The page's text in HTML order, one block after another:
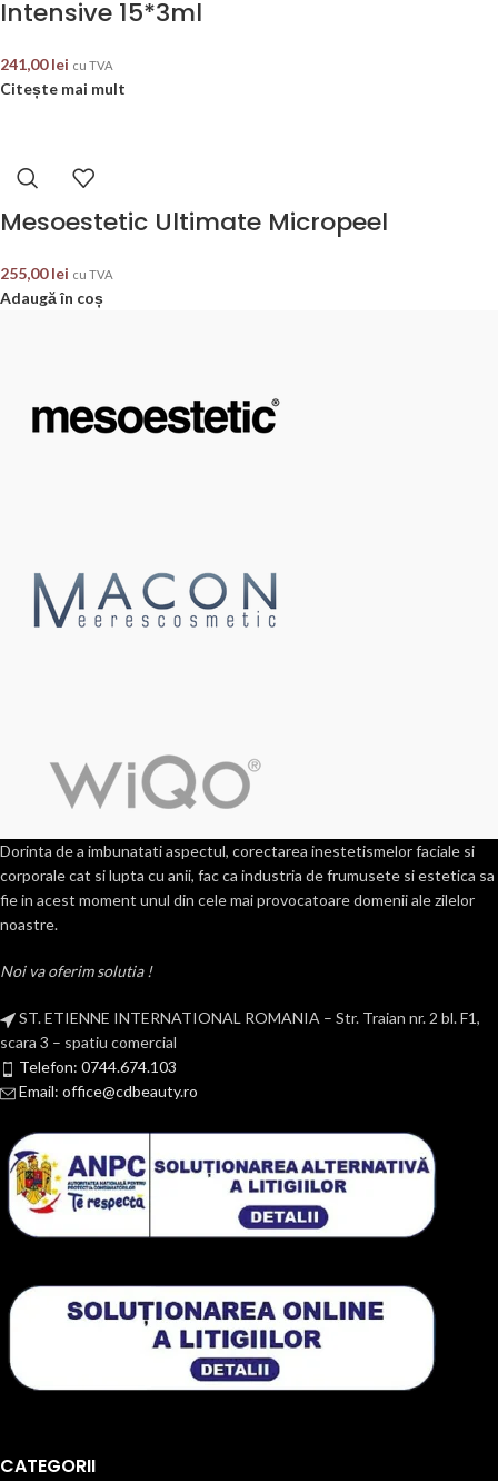
Intensive 15*3ml
241,00lei cu TVA
Citește mai mult
Mesoestetic Ultimate Micropeel
255,00lei cu TVA
Adaugă în coș
Dorinta de a imbunatati aspectul, corectarea inestetismelor faciale si
corporale cat si lupta cu anii, fac ca industria de frumusete si estetica sa
fie in acest moment unul din cele mai provocatoare domenii ale zilelor
noastre.
Noi va oferim solutia !
ST. ETIENNE INTERNATIONAL ROMANIA – Str. Traian nr. 2 bl. F1,
scara 3 – spatiu comercial
Telefon: 0744.674.103
Email: office@cdbeauty.ro
CATEGORII